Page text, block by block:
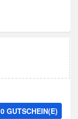
0 GUTSCHEIN(E)